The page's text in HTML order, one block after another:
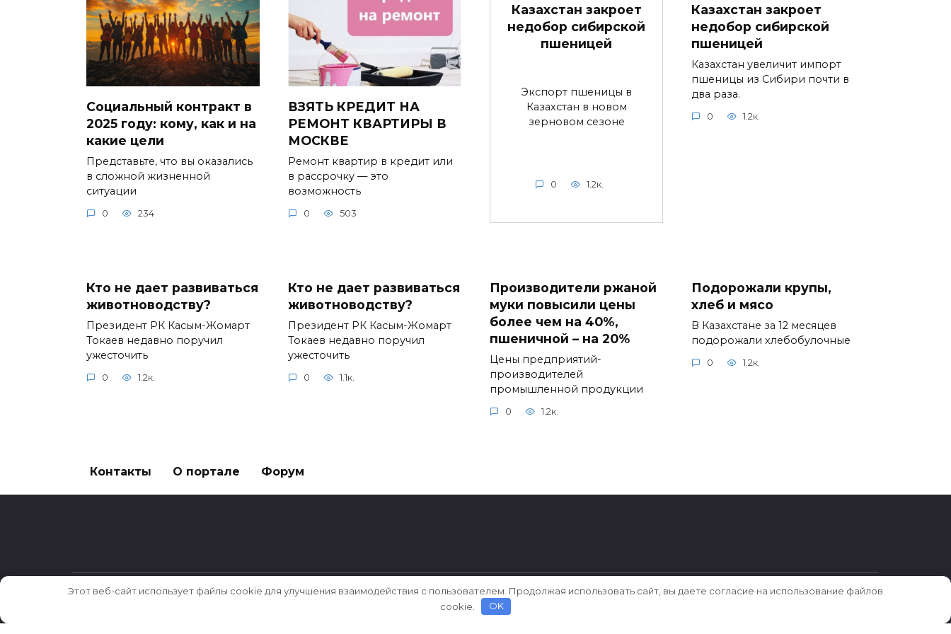
Социальный контракт в
2025 году: кому, как и на
какие цели
Представьте, что вы оказались
в сложной жизненной
ситуации
0 234
ВЗЯТЬ КРЕДИТ НА
РЕМОНТ КВАРТИРЫ В
МОСКВЕ
Ремонт квартир в кредит или
в рассрочку — это
возможность
0 503
Казахстан закроет
недобор сибирской
пшеницей
Экспорт пшеницы в
Казахстан в новом
зерновом сезоне
0 1.2к.
Казахстан закроет
недобор сибирской
пшеницей
Казахстан увеличит импорт
пшеницы из Сибири почти в
два раза.
0 1.2к.
Кто не дает развиваться
животноводству?
Президент РК Касым-Жомарт
Токаев недавно поручил
ужесточить
0 1.2к.
Кто не дает развиваться
животноводству?
Президент РК Касым-Жомарт
Токаев недавно поручил
ужесточить
0 1.1к.
Производители ржаной
муки повысили цены
более чем на 40%,
пшеничной – на 20%
Цены предприятий-
производителей
промышленной продукции
0 1.2к.
Подорожали крупы,
хлеб и мясо
В Казахстане за 12 месяцев
подорожали хлебобулочные
0 1.2к.
Контакты О портале Форум
Этот веб-сайт использует файлы cookie для улучшения взаимодействия с пользователем. Продолжая использовать сайт, вы даете согласие на использование файлов
cookie.
OK